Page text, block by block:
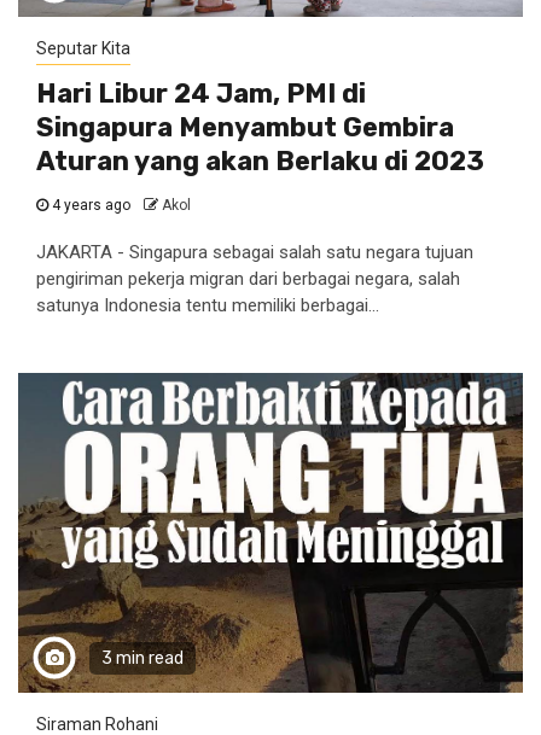
Seputar Kita
Hari Libur 24 Jam, PMI di
Singapura Menyambut Gembira
Aturan yang akan Berlaku di 2023
4 years ago Akol
JAKARTA - Singapura sebagai salah satu negara tujuan
pengiriman pekerja migran dari berbagai negara, salah
satunya Indonesia tentu memiliki berbagai...
3 min read
Siraman Rohani